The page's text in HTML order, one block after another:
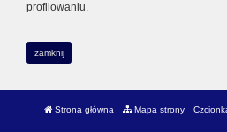
profilowaniu.
zamknij
Strona główna Mapa strony